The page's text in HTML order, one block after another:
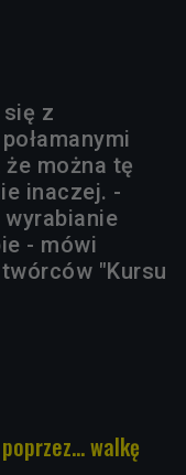
z
można tę
inaczej. -
- mówi
"Kursu
walkę